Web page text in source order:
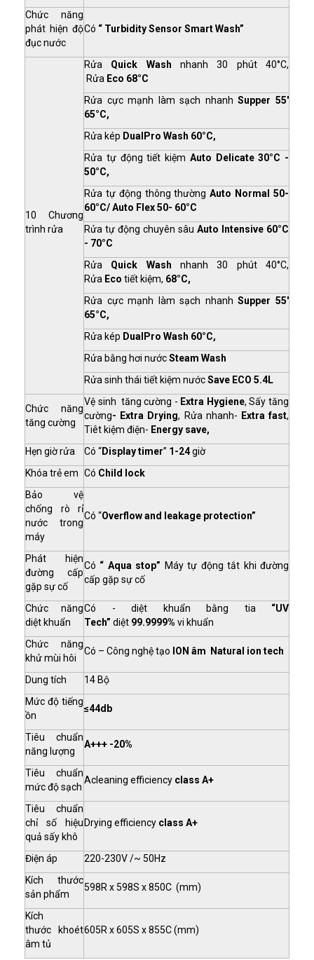
Chức năng
phát hiện độ
đục nước
Có “ Turbidity Sensor Smart Wash”
10 Chương
trình rửa
Rửa Quick Wash nhanh 30 phút 40°C,
Rửa Eco 68°C
Rửa cực mạnh làm sạch nhanhSupper 55'
65°C,
Rửa kép DualPro Wash 60°C,
Rửa tự động tiết kiệm Auto Delicate 30°C -
50°C,
Rửa tự động thông thườngAuto Normal 50-
60°C/ Auto Flex 50- 60°C
Rửa tự động chuyên sâu Auto Intensive 60°C
- 70°C
Rửa Quick Wash nhanh 30 phút 40°C,
Rửa Eco tiết kiệm, 68°C,
Rửa cực mạnh làm sạch nhanhSupper 55'
65°C,
Rửa kép DualPro Wash 60°C,
Rửa bằng hơi nướcSteam Wash
Rửa sinh thái tiết kiệm nướcSave ECO 5.4L
Chức năng
tăng cường
Vệ sinh tăng cường - Extra Hygiene, Sấy tăng
cường- Extra Drying, Rửa nhanh- Extra fast,
Tiêt kiệm điện- Energy save,
Hẹn giờ rửa
Có “Display timer” 1-24giờ
Khóa trẻ em Có Child lock
Bảo vệ
chống rò rỉ
nước trong
máy
Có “Overflow and leakage protection”
Phát hiện
đường cấp
gặp sự cố
Có “ Aqua stop” Máy tự động tắt khi đường
cấp gặp sự cố
Chức năng
diệt khuẩn
Có - diệt khuẩn bằng tia “UV
Tech” diệt 99.9999% vi khuẩn
Chức năng
khử mùi hôi
Có – Công nghệ tạo ION âm Natural ion tech
Dung tích
14 Bộ
Mức độ tiếng
ồn
≤44db
Tiêu chuẩn
năng lượng
A+++ -20%
Tiêu chuẩn
mức độ sạch
Acleaning efficiency class A+
Tiêu chuẩn
chỉ số hiệu
quả sấy khô
Drying efficiency class A+
Điện áp
220-230V /~ 50Hz
Kích thước
sản phẩm
598R x 598S x 850C (mm)
Kích
thước khoét
âm tủ
605R x 605S x 855C (mm)